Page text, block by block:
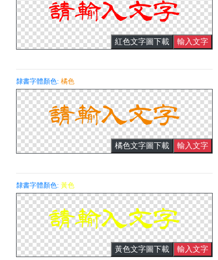
紅色文字圖下載 輸入文字
隸書字體顏色:橘色
橘色文字圖下載 輸入文字
隸書字體顏色:黃色
黃色文字圖下載 輸入文字